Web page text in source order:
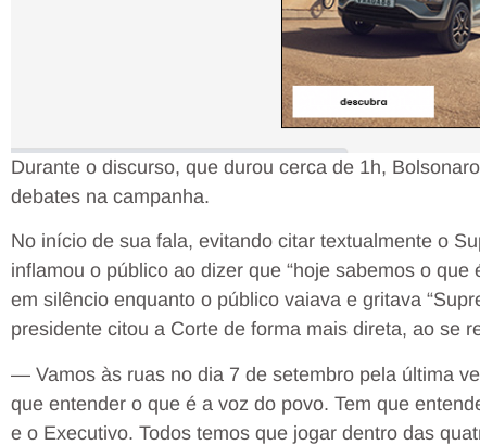
Durante o discurso, que durou cerca de 1h,
debates na campanha.
No início de sua fala, evitando citar textualmente o
inflamou o público ao dizer que “hoje sabemos o
em silêncio enquanto o público vaiava e gritava
presidente citou a Corte de forma mais direta, ao se
— Vamos às ruas no dia 7 de setembro pela última
que entender o que é a voz do povo. Tem que
e o Executivo. Todos temos que jogar dentro das